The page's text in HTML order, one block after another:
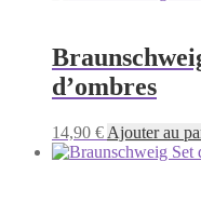
d’ombres
14,90 € Ajouter au